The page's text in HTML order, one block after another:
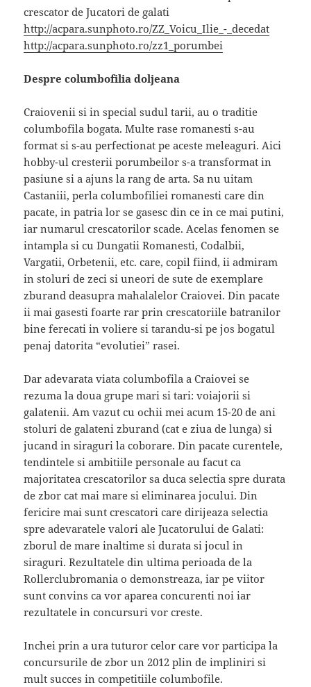
crescator de Jucatori de galati
http://acpara.sunphoto.ro/ZZ_Voicu_Ilie_-_decedat
http://acpara.sunphoto.ro/zz1_porumbei
Despre columbofilia doljeana
Craiovenii si in special sudul tarii, au o traditie
columbofila bogata. Multe rase romanesti s-au
format si s-au perfectionat pe aceste meleaguri. Aici
hobby-ul cresterii porumbeilor s-a transformat in
pasiune si a ajuns la rang de arta. Sa nu uitam
Castaniii, perla columbofiliei romanesti care din
pacate, in patria lor se gasesc din ce in ce mai putini,
iar numarul crescatorilor scade. Acelas fenomen se
intampla si cu Dungatii Romanesti, Codalbii,
Vargatii, Orbetenii, etc. care, copil fiind, ii admiram
in stoluri de zeci si uneori de sute de exemplare
zburand deasupra mahalalelor Craiovei. Din pacate
ii mai gasesti foarte rar prin crescatoriile batranilor
bine ferecati in voliere si tarandu-si pe jos bogatul
penaj datorita “evolutiei” rasei.
Dar adevarata viata columbofila a Craiovei se
rezuma la doua grupe mari si tari: voiajorii si
galatenii. Am vazut cu ochii mei acum 15-20 de ani
stoluri de galateni zburand (cat e ziua de lunga) si
jucand in siraguri la coborare. Din pacate curentele,
tendintele si ambitiile personale au facut ca
majoritatea crescatorilor sa duca selectia spre durata
de zbor cat mai mare si eliminarea jocului. Din
fericire mai sunt crescatori care dirijeaza selectia
spre adevaratele valori ale Jucatorului de Galati:
zborul de mare inaltime si durata si jocul in
siraguri. Rezultatele din ultima perioada de la
Rollerclubromania o demonstreaza, iar pe viitor
sunt convins ca vor aparea concurenti noi iar
rezultatele in concursuri vor creste.
Inchei prin a ura tuturor celor care vor participa la
concursurile de zbor un 2012 plin de impliniri si
mult succes in competitiile columbofile.